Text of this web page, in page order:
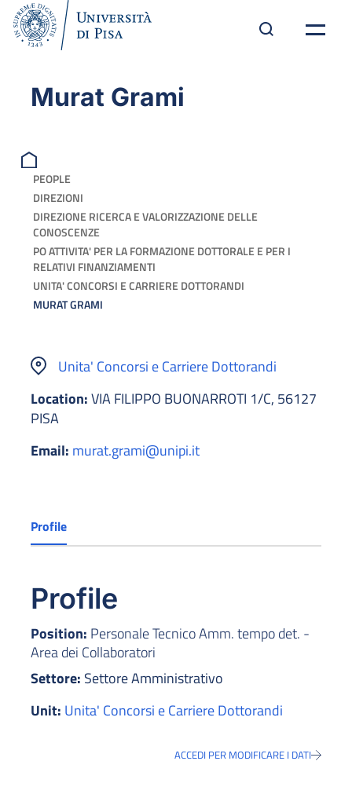
Murat Grami
PEOPLE
DIREZIONI
DIREZIONE RICERCA E VALORIZZAZIONE DELLE
CONOSCENZE
PO ATTIVITA' PER LA FORMAZIONE DOTTORALE E PER I
RELATIVI FINANZIAMENTI
UNITA' CONCORSI E CARRIERE DOTTORANDI
MURAT GRAMI
Unita' Concorsi e Carriere Dottorandi
Location:VIA FILIPPO BUONARROTI 1/C, 56127
PISA
Email: murat.grami@unipi.it
Profile
Profile
Position: Personale Tecnico Amm. tempo det. -
Area dei Collaboratori
Settore: Settore Amministrativo
Unit: Unita' Concorsi e Carriere Dottorandi
ACCEDI PER MODIFICARE I DATI